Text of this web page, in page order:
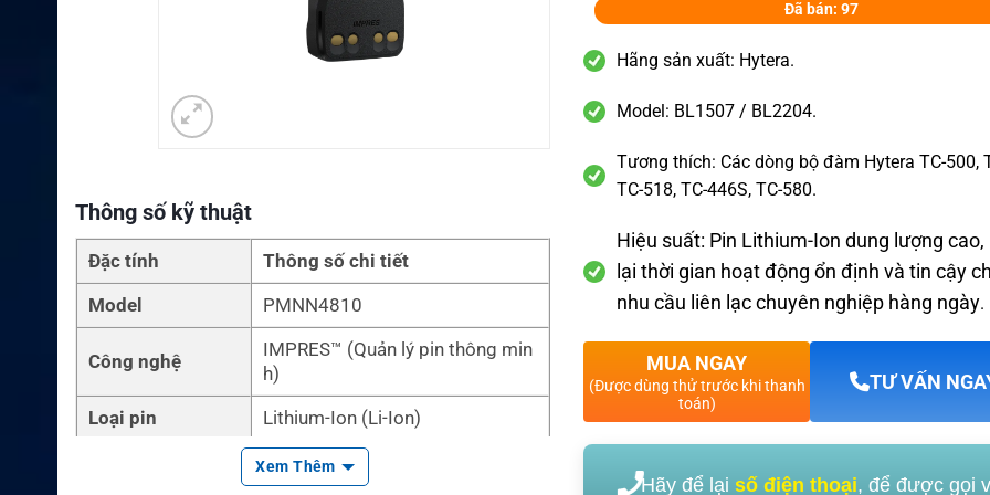
Thông số kỹ thuật
Đặc tính
Thông số chi tiết
Model
PMNN4810
Công nghệ
IMPRES™ (Quản lý pin thông min
h)
Loại pin
Lithium-Ion (Li-Ion)
3200mAh
Xem Thêm
Đã bán: 97
Hãng sản xuất: Hytera.
Model: BL1507 / BL2204.
Tương thích: Các dòng bộ đàm Hytera TC-500,
TC-518, TC-446S, TC-580.
Hiệu suất: Pin Lithium-Ion dung lượng cao,
lại thời gian hoạt động ổn định và tin cậy
nhu cầu liên lạc chuyên nghiệp hàng ngày.
MUA NGAY
(Được dùng thử trước khi thanh
toán)
TƯ VẤN
Hãy để lạisố điện thoại, để được gọi